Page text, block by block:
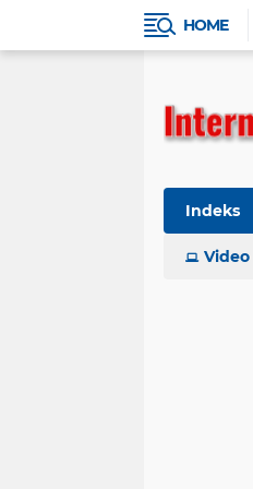
HOME
Indeks
Ekbis
Video